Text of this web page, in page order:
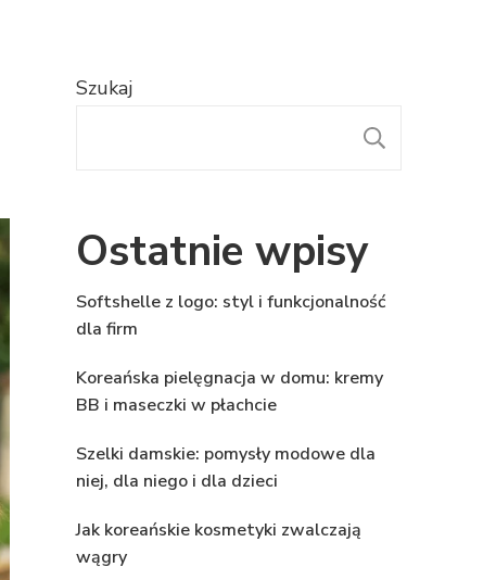
Szukaj
Ostatnie wpisy
Softshelle z logo: styl i funkcjonalność
dla firm
Koreańska pielęgnacja w domu: kremy
BB i maseczki w płachcie
Szelki damskie: pomysły modowe dla
niej, dla niego i dla dzieci
Jak koreańskie kosmetyki zwalczają
wągry